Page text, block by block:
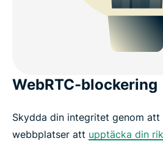
WebRTC-blockering
Skydda din integritet genom att
webbplatser att upptäcka din